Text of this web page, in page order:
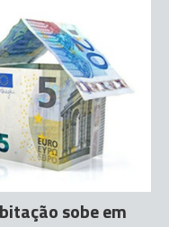
sobe em